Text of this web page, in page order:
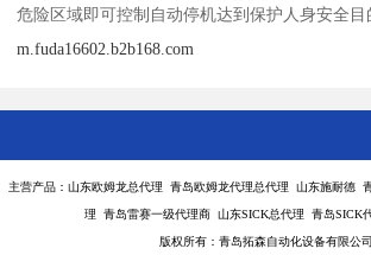
危险区域即可控制自动停机达到保护人身安全目
m.fuda16602.b2b168.com
主营产品：山东欧姆龙总代理 青岛欧姆龙代理总代理 山东施耐德
理 青岛雷赛一级代理商 山东SICK总代理 青岛SICK
版权所有：青岛拓森自动化设备有限公司